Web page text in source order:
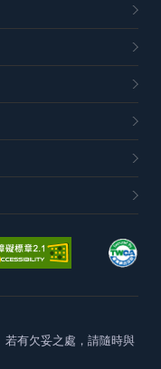
若有欠妥之處，請隨時與